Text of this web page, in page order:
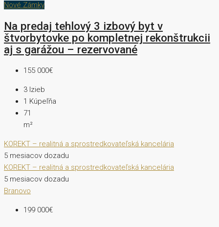
Nové Zámky
Na predaj tehlový 3 izbový byt v
štvorbytovke po kompletnej rekonštrukcii
aj s garážou – rezervované
155 000€
3 Izieb
1 Kúpeľňa
71
m²
KOREKT – realitná a sprostredkovateľská kancelária
5 mesiacov dozadu
KOREKT – realitná a sprostredkovateľská kancelária
5 mesiacov dozadu
Branovo
199 000€